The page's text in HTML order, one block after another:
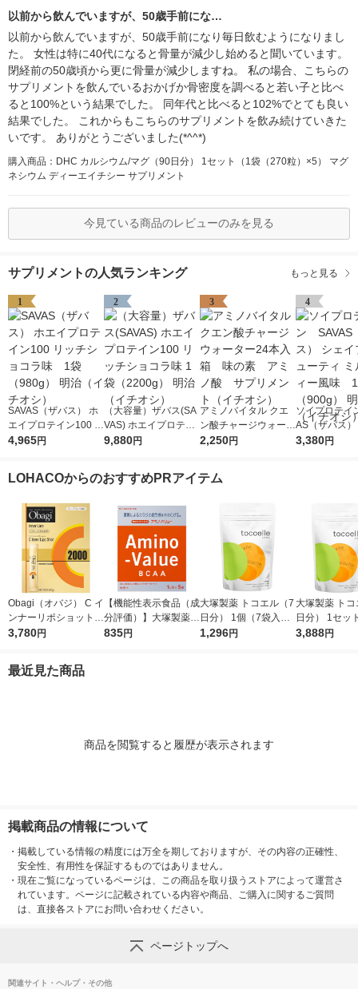
以前から飲んでいますが、50歳手前にな…
以前から飲んでいますが、50歳手前になり毎日飲むようになりまし
た。 女性は特に40代になると骨量が減少し始めると聞いています。
閉経前の50歳頃から更に骨量が減少しますね。 私の場合、こちらの
サプリメントを飲んでいるおかげか骨密度を調べると若い子と比べ
ると100%という結果でした。 同年代と比べると102%でとても良い
結果でした。 これからもこちらのサプリメントを飲み続けていきた
いです。 ありがとうございました(*^^*)
購入商品：DHC カルシウム/マグ（90日分） 1セット（1袋（270粒）×5） マグ
ネシウム ディーエイチシー サプリメント
今見ている商品のレビューのみを見る
サプリメントの人気ランキング もっと見る
1
SAVAS（ザバス） ホ
エイプロテイン100 リ
ッチショコラ味 1袋
4,965円
2
（大容量）ザバス(SA
VAS) ホエイプロテイ
ン100 リッチショコラ
9,880円
3
アミノバイタル クエ
ン酸チャージウォータ
ー24本入箱 味の
2,250円
4
ソイプロテ
AS（ザバス
プ＆ビューテ
3,380円
LOHACOからのおすすめPRアイテム
Obagi（オバジ） C イ
ンナーリポショット 7
0g×28本入 ロート製
3,780円
【機能性表示食品（成
分評価）】大塚製薬
アミノバリュー パウ
835円
大塚製薬 トコエル（7
日分） 1個（7袋入）
サプリメント エクオ
1,296円
大塚製薬 ト
日分） 1セッ
（7袋入）×3
3,888円
最近見た商品
商品を閲覧すると履歴が表示されます
掲載商品の情報について
・ 掲載している情報の精度には万全を期しておりますが、その内容の正確性、
安全性、有用性を保証するものではありません。
・ 現在ご覧になっているページは、この商品を取り扱うストアによって運営さ
れています。ページに記載されている内容や商品、ご購入に関するご質問
は、直接各ストアにお問い合わせください。
ページトップへ
関連サイト・ヘルプ・その他